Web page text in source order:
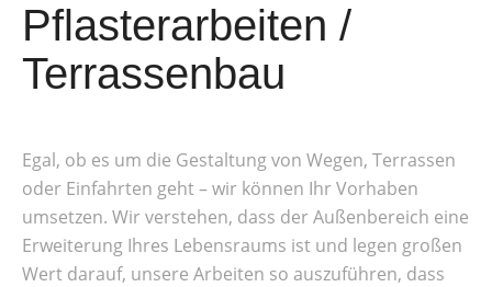
Pflasterarbeiten /
Terrassenbau
Egal, ob es um die Gestaltung von Wegen, Terrassen
oder Einfahrten geht – wir können Ihr Vorhaben
umsetzen. Wir verstehen, dass der Außenbereich eine
Erweiterung Ihres Lebensraums ist und legen großen
Wert darauf, unsere Arbeiten so auszuführen, dass